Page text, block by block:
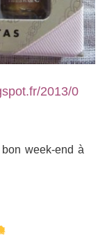
2013/0
week-end à